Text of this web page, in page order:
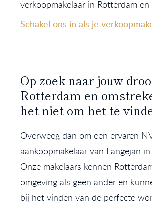
verkoopmakelaar in Rotterdam en
Schakel ons in als je
Op zoek naar jouw
Rotterdam en
het niet om het te
Overweeg dan om een ervaren
aankoopmakelaar van Langejan
Onze makelaars kennen
omgeving als geen ander en
bij het vinden van de perfecte